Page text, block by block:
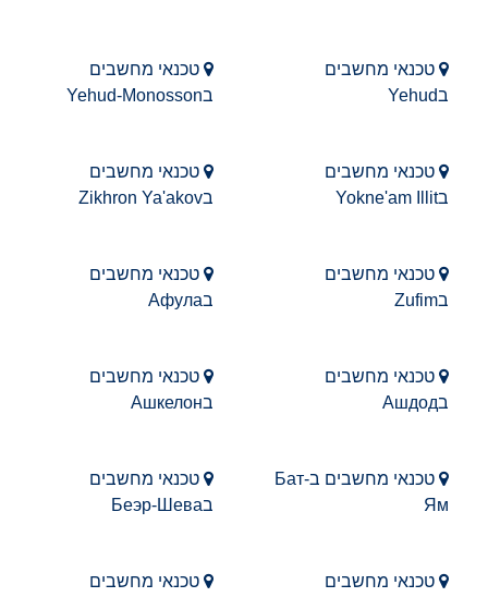
טכנאי מחשבים
בYehud
טכנאי מחשבים
בYehud-Monosson
טכנאי מחשבים
בYokne'am Illit
טכנאי מחשבים
בZikhron Ya'akov
טכנאי מחשבים
בZufim
טכנאי מחשבים
בАфула
טכנאי מחשבים
בАшдод
טכנאי מחשבים
בАшкелон
טכנאי מחשבים בБат-
Ям
טכנאי מחשבים
בБеэр-Шева
טכנאי מחשבים
טכנאי מחשבים